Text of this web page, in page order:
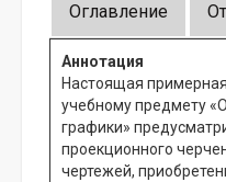
Оглавление
Аннотация
Настоящая
учебному предмету
графики»
проекционного
чертежей,